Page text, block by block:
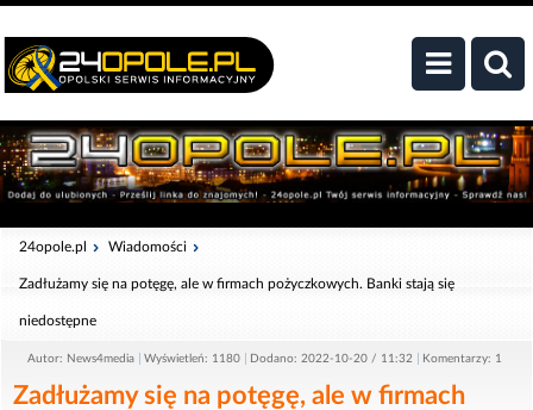
24opole.pl Wiadomości
Zadłużamy się na potęgę, ale w firmach pożyczkowych. Banki stają się
niedostępne
Autor: News4media Wyświetleń: 1180 Dodano: 2022-10-20 / 11:32 Komentarzy: 1
Zadłużamy się na potęgę, ale w firmach